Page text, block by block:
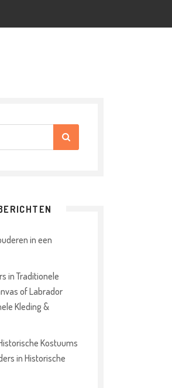
in een
in Traditionele
of Labrador
Kleding &
Kostuums
in Historische